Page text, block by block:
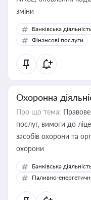
зміни
Банківська
Фінансові послуги
Охоронна
Про що тема:
послуг, вимоги до
засобів охорони та
охорони
Банківська
Паливно-